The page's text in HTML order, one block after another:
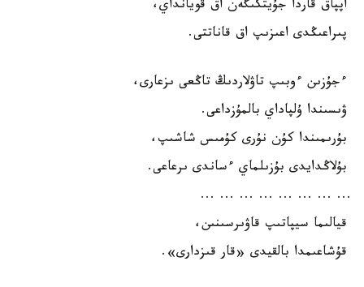
اپپاق قاردا جۇيتكىگەن اق قويانداي،
پىراعىڭدى اعىزىپ اق قاناتتى.
ءجۇزىن ءوبىپ تاۋلاردىڭ تاڭعى ىزعارى،
ۋىسىندا ۇلپاداي بالمۇزداعى.
بۇرىمىندا كۇن نۇرى كۇمىس شاشىپ،
بۇلاڭدايدى بۇزىلماي ءساندى ىرعاعى.
... ... ... ... ... ... ... ...
قيالىما سيپاتىپ قاۋىرسىنىن،
قۇشاعىمدا بالقيدى «قار قىزدارى».